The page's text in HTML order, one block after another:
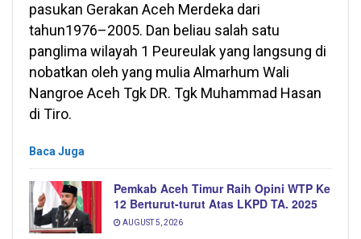
pasukan Gerakan Aceh Merdeka dari
tahun1976–2005. Dan beliau salah satu
panglima wilayah 1 Peureulak yang langsung di
nobatkan oleh yang mulia Almarhum Wali
Nangroe Aceh Tgk DR. Tgk Muhammad Hasan
di Tiro.
Baca Juga
Pemkab Aceh Timur Raih Opini WTP Ke
12 Berturut-turut Atas LKPD TA. 2025
AUGUST 5, 2026